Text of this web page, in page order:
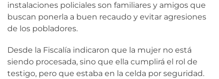
instalaciones policiales son familiares y amigos que
buscan ponerla a buen recaudo y evitar agresiones
de los pobladores.
Desde la Fiscalía indicaron que la mujer no está
siendo procesada, sino que ella cumplirá el rol de
testigo, pero que estaba en la celda por seguridad.